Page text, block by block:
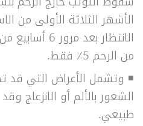
الأشهر الثلاثة الأولى من
الانتظار بعد
من الرحم 5٪ فقط.
◾ وتشمل الأعراض التي
الشعور بالألم أو الانزعاج
طبيعي.